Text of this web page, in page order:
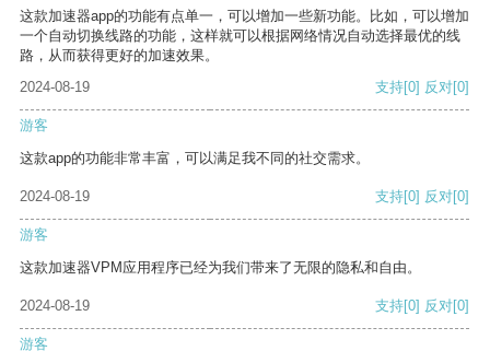
这款加速器app的功能有点单一，可以增加一些新功能。比如，可以增加
一个自动切换线路的功能，这样就可以根据网络情况自动选择最优的线
路，从而获得更好的加速效果。
2024-08-19
支持[0] 反对[0]
游客
这款app的功能非常丰富，可以满足我不同的社交需求。
2024-08-19 支持[0] 反对[0]
游客
这款加速器VPM应用程序已经为我们带来了无限的隐私和自由。
2024-08-19 支持[0] 反对[0]
游客